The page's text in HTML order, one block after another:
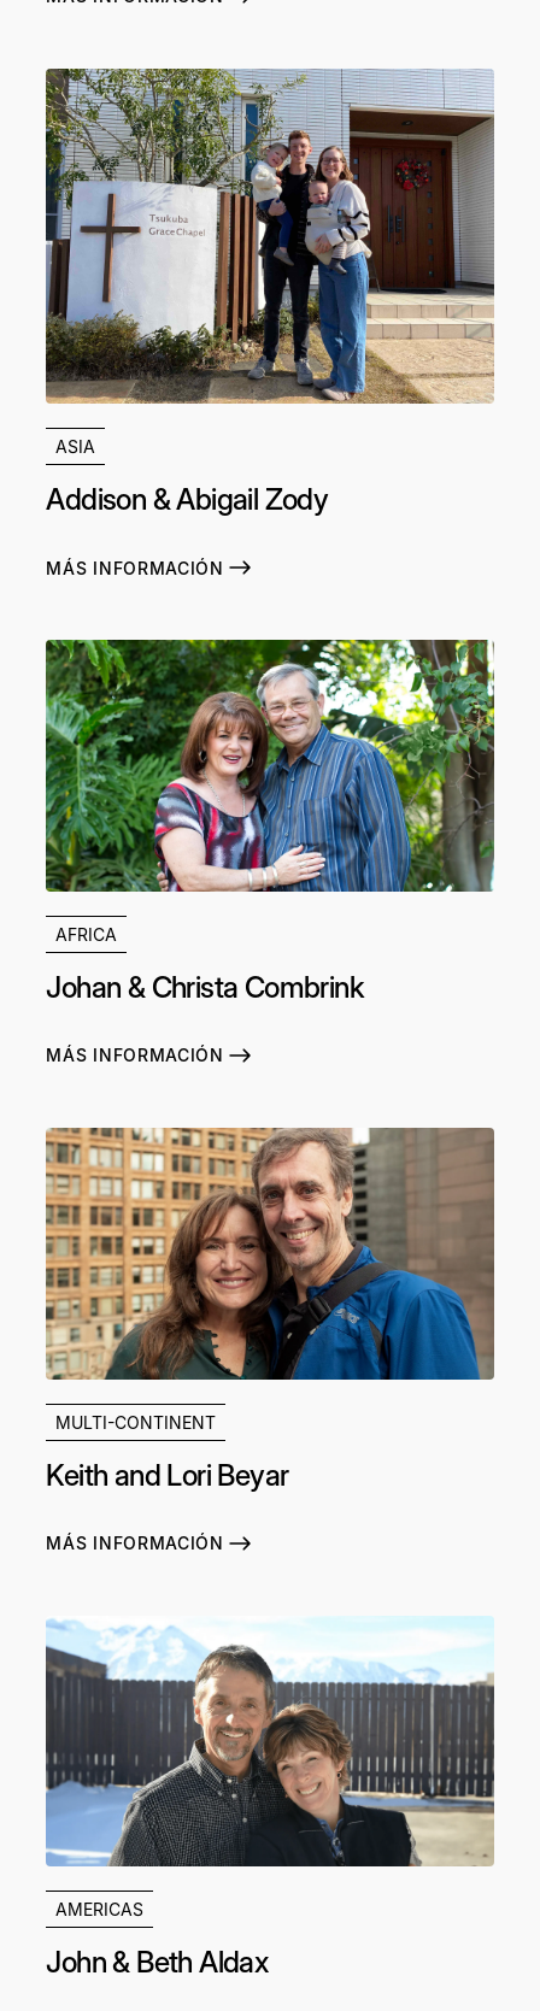
ASIA
Addison & Abigail Zody
MÁS INFORMACIÓN
AFRICA
Johan & Christa Combrink
MÁS INFORMACIÓN
MULTI-CONTINENT
Keith and Lori Beyar
MÁS INFORMACIÓN
AMERICAS
John & Beth Aldax